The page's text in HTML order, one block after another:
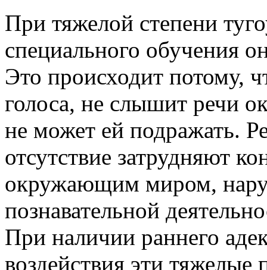
При тяжелой степени
специального обучения
Это происходит потому,
голоса, не слышит речи
не может ей подражать.
отсутствие затрудняют
окружающим миром,
познавательной
При наличии раннего
воздействия эти тяжелые